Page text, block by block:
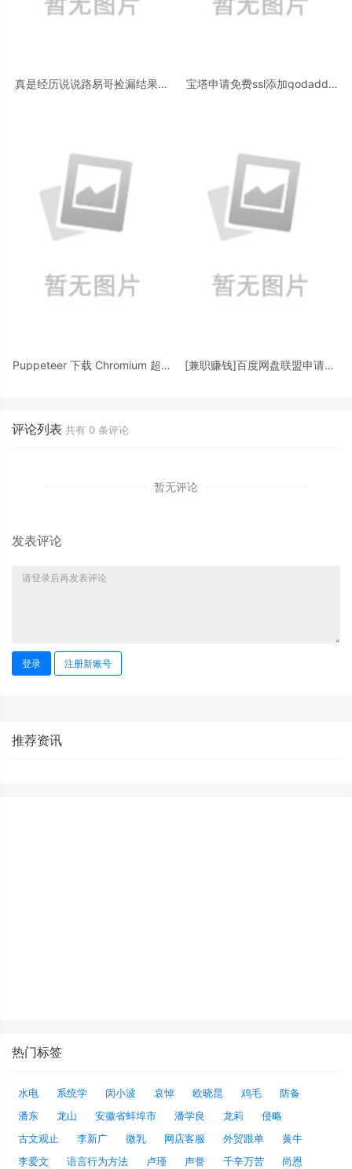
真是经历说说路易哥捡漏结果被
宝塔申请免费ssl添加godaddy
Puppeteer 下载 Chromium 超时
[兼职赚钱]百度网盘联盟申请盘
评论列表 共有 0 条评论
暂无评论
发表评论
登录 注册新账号
推荐资讯
热门标签
水电 系统学 闵小波 哀悼 欧晓昆 鸡毛
防备
潘东
龙山 安徽省蚌埠市 潘学良 龙莉
侵略
古文观止
李新广 微乳 网店客服 外贸跟单
黄牛
李爱文
语言行为方法 卢瑾 声誉 千辛万苦
尚恩